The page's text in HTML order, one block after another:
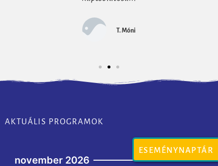
ESEMÉNYNAPTÁR
T. Móni
AKTUÁLIS PROGRAMOK
november 2026